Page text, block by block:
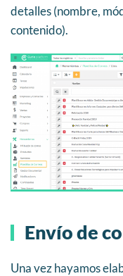
detalles (nombre,
contenido).
Envío de
Una vez hayamos